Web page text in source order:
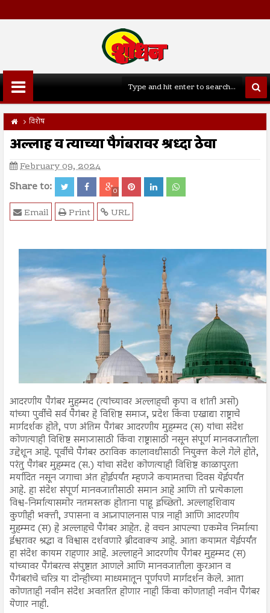
विशेष
अल्लाह व त्याच्या पैगंबरावर श्रध्दा ठेवा
February 09, 2024
Share to: 0
URL
Print
Email
आदरणीय पैगंबर मुहम्मद (त्यांच्यावर अल्लाहची कृपा व शांती असो)
यांच्या पुर्वीचे सर्व पैगंबर हे विशिष्ट समाज, प्रदेश किंवा एखाद्या राष्ट्राचे
मार्गदर्शक होते, पण अंतिम पैगंबर आदरणीय मुहम्मद (स) यांचा संदेश
कोणत्याही विशिष्ट समाजासाठी किंवा राष्ट्रासाठी नसून संपूर्ण मानवजातीला
उद्देशून आहे. पूर्वीचे पैगंबर ठराविक कालावधीसाठी नियुक्त केले गेले होते,
परंतु पैगंबर मुहम्मद (स.) यांचा संदेश कोणत्याही विशिष्ट काळापुरता
मर्यादित नसून जगाचा अंत होईपर्यंत म्हणजे कयामतचा दिवस येईपर्यंत
आहे. हा संदेश संपूर्ण मानवजातीसाठी समान आहे आणि तो प्रत्येकाला
विश्व-निर्मात्यासमोर नतमस्तक होताना पाहू इच्छितो. अल्लाहशिवाय
कुणीही भक्ती, उपासना व आज्ञापालनास पात्र नाही आणि आदरणीय
मुहम्मद (स) हे अल्लाहचे पैगंबर आहेत. हे वचन आपल्या एकमेव निर्मात्या
ईश्वरावर श्रद्धा व विश्वास दर्शवणारे ब्रीदवाक्य आहे. आता कयामत येईपर्यंत
हा संदेश कायम राहणार आहे. अल्लाहने आदरणीय पैगंबर मुहम्मद (स)
यांच्यावर पैगंबरत्व संपुष्टात आणले आणि मानवजातीला कुरआन व
पैगंबरांचे चरित्र या दोन्हीच्या माध्यमातून पूर्णपणे मार्गदर्शन केले. आता
कोणताही नवीन संदेश अवतरित होणार नाही किंवा कोणताही नवीन पैगंबर
येणार नाही.